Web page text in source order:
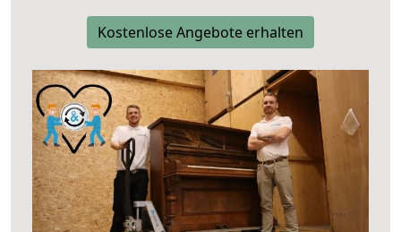
Kostenlose Angebote erhalten